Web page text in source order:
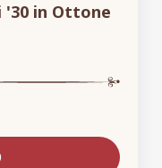
'30 in Ottone